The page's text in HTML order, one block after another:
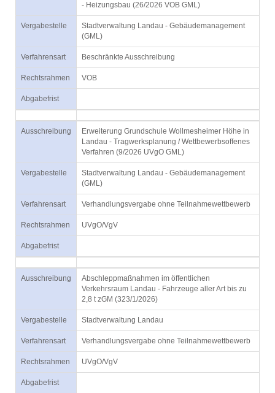
- Heizungsbau (26/2026 VOB GML)
Vergabestelle
Stadtverwaltung Landau - Gebäudemanagement
(GML)
Verfahrensart Beschränkte Ausschreibung
Rechtsrahmen VOB
Abgabefrist
Ausschreibung
Erweiterung Grundschule Wollmesheimer Höhe in
Landau - Tragwerksplanung / Wettbewerbsoffenes
Verfahren (9/2026 UVgO GML)
Vergabestelle
Stadtverwaltung Landau - Gebäudemanagement
(GML)
Verfahrensart Verhandlungsvergabe ohne Teilnahmewettbewerb
Rechtsrahmen UVgO/VgV
Abgabefrist
Ausschreibung
Abschleppmaßnahmen im öffentlichen
Verkehrsraum Landau - Fahrzeuge aller Art bis zu
2,8 t zGM (323/1/2026)
Vergabestelle Stadtverwaltung Landau
Verfahrensart Verhandlungsvergabe ohne Teilnahmewettbewerb
Rechtsrahmen UVgO/VgV
Abgabefrist